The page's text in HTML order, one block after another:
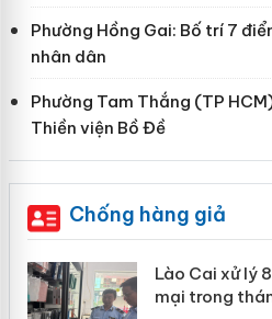
Phường Hồng Gai: Bố trí 7
nhân dân
Phường Tam Thắng (TP
Thiền viện Bồ Đề
Chống hàng giả
Lào Cai xử lý
mại trong